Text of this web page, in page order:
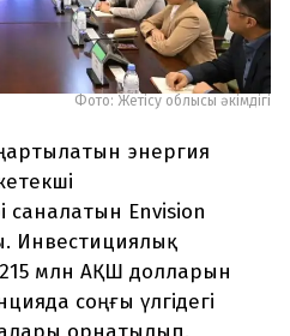
Фото: Жетісу облысы әкімдігі
энергия
саналатын Envision
Инвестициялық
млн АҚШ долларын
соңғы үлгідегі